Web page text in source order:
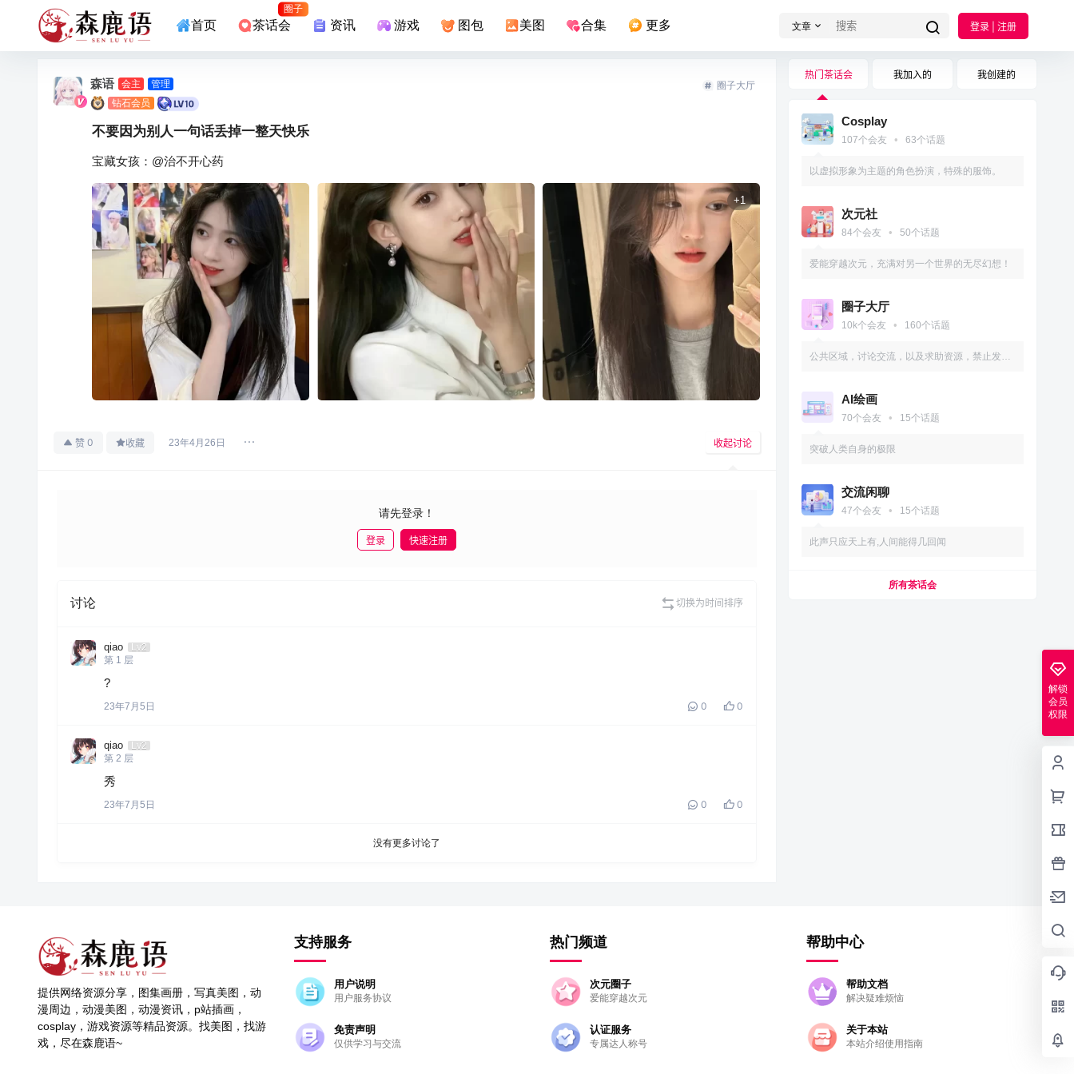
首页 茶话会
圈子
资讯 游戏 图包 美图 合集 更多 文章 登录 | 注册
森语 会主
管理
员
钻石会员
圈子大厅
不要因为别人一句话丢掉一整天快乐
宝藏女孩：@治不开心药
+1
赞 0 收藏 23年4月26日 收起讨论
请先登录！
登录 快速注册
讨论 切换为时间排序
qiao
Lv2
第 1 层
?
23年7月5日 0 0
qiao
Lv2
第 2 层
秀
23年7月5日 0 0
没有更多讨论了
热门茶话会 我加入的 我创建的
Cosplay
107个会友 • 63个话题
以虚拟形象为主题的角色扮演，特殊的服饰。
次元社
84个会友 • 50个话题
爱能穿越次元，充满对另一个世界的无尽幻想！
圈子大厅
10k个会友 • 160个话题
公共区域，讨论交流，以及求助资源，禁止发布
AI绘画
70个会友 • 15个话题
突破人类自身的极限
交流闲聊
47个会友 • 15个话题
此声只应天上有,人间能得几回闻
所有茶话会
解锁
会员
权限
提供网络资源分享，图集画册，写真美图，动
漫周边，动漫美图，动漫资讯，p站插画，
cosplay，游戏资源等精品资源。找美图，找游
戏，尽在森鹿语~
支持服务
用户说明
用户服务协议
免责声明
仅供学习与交流
热门频道
次元圈子
爱能穿越次元
认证服务
专属达人称号
帮助中心
帮助文档
解决疑难烦恼
关于本站
本站介绍使用指南